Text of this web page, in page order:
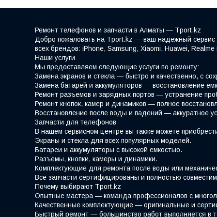
Ремонт телефонов и запчасти в Алматы — Tport.kz
Добро пожаловать на Tport.kz — ваш надежный сервис
всех брендов: iPhone, Samsung, Xiaomi, Huawei,
Наши услуги
Мы предоставляем следующие услуги по ремонту:
Замена экранов и стекла — быстро и качественно, с
Замена батарей и аккумуляторов — восстановление
Ремонт разъемов и зарядных портов — устранение
Ремонт кнопок, камер и динамиков — полное
Восстановление после воды и падений — аккуратное
Запчасти для телефонов
В нашем сервисном центре вы также можете
Экраны и стекла для всех популярных моделей.
Батареи и аккумуляторы с высокой емкостью.
Разъемы, кнопки, камеры и динамики.
Комплектующие для ремонта после воды или
Все запчасти сертифицированы и полностью
Почему выбирают Tport.kz
Опытные мастера — команда профессионалов с
Качественные комплектующие — оригинальные и
Быстрый ремонт — большинство работ выполняется в